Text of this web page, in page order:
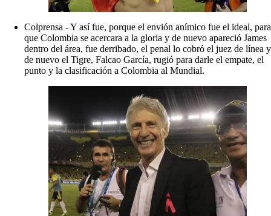
Colprensa - Y así fue, porque el envión anímico fue el ideal, para
que Colombia se acercara a la gloria y de nuevo apareció James
dentro del área, fue derribado, el penal lo cobró el juez de línea y
de nuevo el Tigre, Falcao García, rugió para darle el empate, el
punto y la clasificación a Colombia al Mundial.